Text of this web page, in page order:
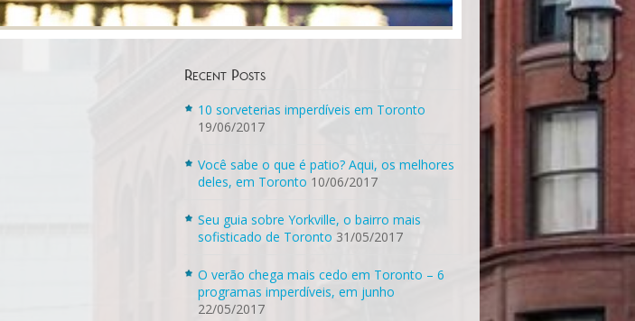
Recent Posts
10 sorveterias imperdíveis em Toronto
19/06/2017
Você sabe o que é patio? Aqui, os melhores
deles, em Toronto 10/06/2017
Seu guia sobre Yorkville, o bairro mais
sofisticado de Toronto 31/05/2017
O verão chega mais cedo em Toronto – 6
programas imperdíveis, em junho
22/05/2017